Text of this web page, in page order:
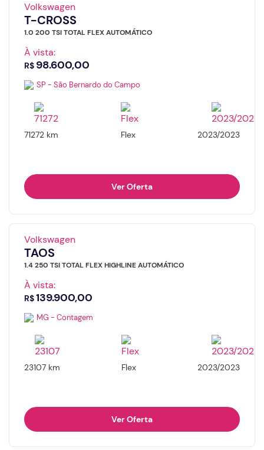
Volkswagen
T-CROSS
1.0 200 TSI TOTAL FLEX AUTOMÁTICO
À vista:
R$ 98.600,00
SP - São Bernardo do Campo
71272 km Flex 2023/2023
Ver Oferta
Volkswagen
TAOS
1.4 250 TSI TOTAL FLEX HIGHLINE AUTOMÁTICO
À vista:
R$139.900,00
MG - Contagem
23107 km Flex 2023/2023
Ver Oferta